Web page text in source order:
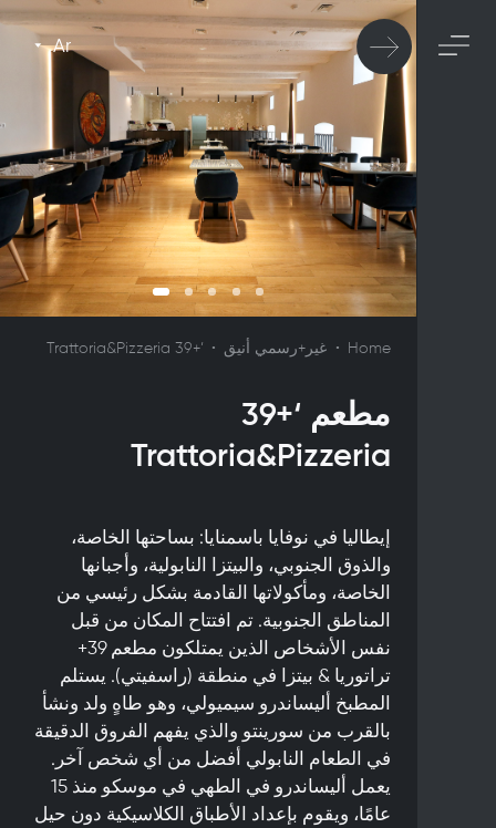
Ar
Home غير+رسمي أنيق ‘+39 Trattoria&Pizzeria
مطعم ‘+39
Trattoria&Pizzeria
إيطاليا في نوفايا باسمنايا: بساحتها الخاصة،
والذوق الجنوبي، والبيتزا النابولية، وأجبانها
الخاصة، ومأكولاتها القادمة بشكل رئيسي من
المناطق الجنوبية. تم افتتاح المكان من قبل
نفس الأشخاص الذين يمتلكون مطعم 39+
تراتوريا & بيتزا في منطقة (راسفيتي). يستلم
المطبخ أليساندرو سيميولي، وهو طاهٍ ولد ونشأ
بالقرب من سورينتو والذي يفهم الفروق الدقيقة
في الطعام النابولي أفضل من أي شخص آخر.
يعمل أليساندرو في الطهي في موسكو منذ 15
عامًا، ويقوم بإعداد الأطباق الكلاسيكية دون حيل